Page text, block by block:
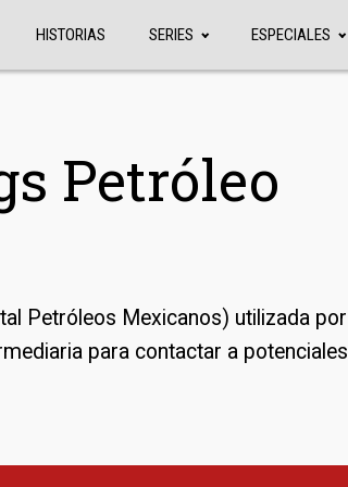
HISTORIAS SERIES ESPECIALES
Petróleo
Petróleos Mexicanos) utilizada por
para contactar a potenciales